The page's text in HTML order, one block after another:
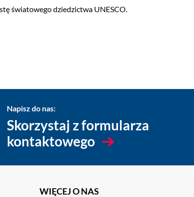
światowego dziedzictwa UNESCO.
Napisz do nas:
Skorzystaj z formularza
kontaktowego
WIĘCEJ O NAS